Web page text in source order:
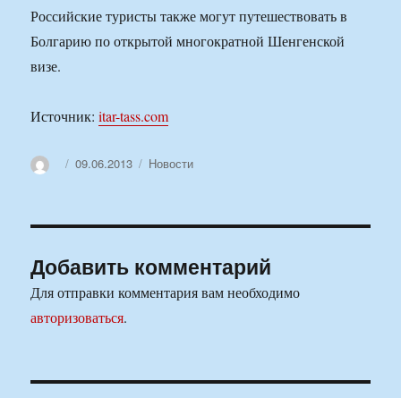
Российские туристы также могут путешествовать в
Болгарию по открытой многократной Шенгенской
визе.
Источник:itar-tass.com
АвторОпубликовано
09.06.2013 Рубрики
Новости
Добавить комментарий
Для отправки комментария вам необходимо
авторизоваться.